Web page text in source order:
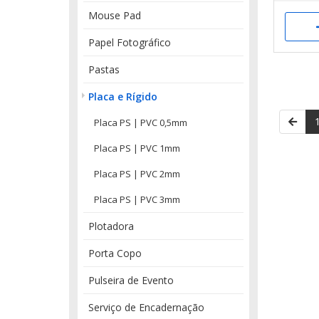
Mouse Pad
Papel Fotográfico
Pastas
Placa e Rígido
Placa PS | PVC 0,5mm
Placa PS | PVC 1mm
Placa PS | PVC 2mm
Placa PS | PVC 3mm
Plotadora
Porta Copo
Pulseira de Evento
Serviço de Encadernação
1